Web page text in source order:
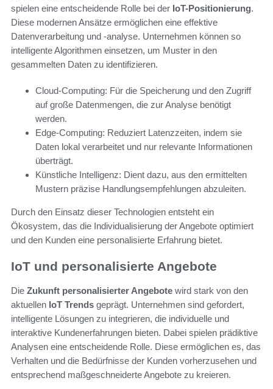
spielen eine entscheidende Rolle bei der IoT-Positionierung.
Diese modernen Ansätze ermöglichen eine effektive
Datenverarbeitung und -analyse. Unternehmen können so
intelligente Algorithmen einsetzen, um Muster in den
gesammelten Daten zu identifizieren.
Cloud-Computing: Für die Speicherung und den Zugriff
auf große Datenmengen, die zur Analyse benötigt
werden.
Edge-Computing: Reduziert Latenzzeiten, indem sie
Daten lokal verarbeitet und nur relevante Informationen
überträgt.
Künstliche Intelligenz: Dient dazu, aus den ermittelten
Mustern präzise Handlungsempfehlungen abzuleiten.
Durch den Einsatz dieser Technologien entsteht ein
Ökosystem, das die Individualisierung der Angebote optimiert
und den Kunden eine personalisierte Erfahrung bietet.
IoT und personalisierte Angebote
Die Zukunft personalisierter Angebote wird stark von den
aktuellen IoT Trends geprägt. Unternehmen sind gefordert,
intelligente Lösungen zu integrieren, die individuelle und
interaktive Kundenerfahrungen bieten. Dabei spielen prädiktive
Analysen eine entscheidende Rolle. Diese ermöglichen es, das
Verhalten und die Bedürfnisse der Kunden vorherzusehen und
entsprechend maßgeschneiderte Angebote zu kreieren.